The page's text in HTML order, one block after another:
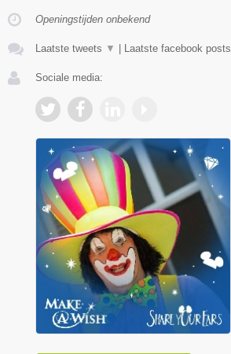
Openingstijden onbekend
Laatste tweets ▼ Laatste facebook posts
Sociale media: